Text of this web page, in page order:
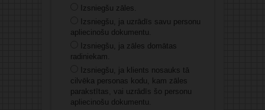
Izsniegšu zāles.
Izsniegšu, ja uzrādīs savu personu
apliecinošu dokumentu.
Izsniegšu, ja zāles domātas
radiniekam.
Izsniegšu, ja klients nosauks tā
cilvēka personas kodu, kam zāles
parakstītas, vai uzrādīs šo personu
apliecinošu dokumentu.